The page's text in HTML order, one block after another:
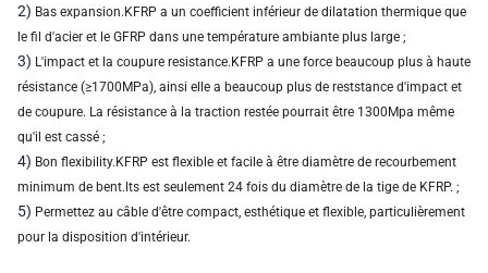
2) Bas expansion.KFRP a un coefficient inférieur de dilatation thermique que
le fil d'acier et le GFRP dans une température ambiante plus large ;
3) L'impact et la coupure resistance.KFRP a une force beaucoup plus à haute
résistance (≥1700MPa), ainsi elle a beaucoup plus de reststance d'impact et
de coupure. La résistance à la traction restée pourrait être 1300Mpa même
qu'il est cassé ;
4) Bon flexibility.KFRP est flexible et facile à être diamètre de recourbement
minimum de bent.lts est seulement 24 fois du diamètre de la tige de KFRP. ;
5) Permettez au câble d'être compact, esthétique et flexible, particulièrement
pour la disposition d'intérieur.